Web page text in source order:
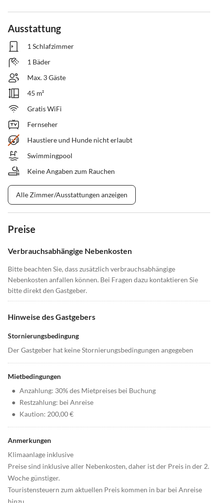
Ausstattung
1 Schlafzimmer
1 Bäder
Max. 3 Gäste
45 m²
Gratis WiFi
Fernseher
Haustiere und Hunde nicht erlaubt
Swimmingpool
Keine Angaben zum Rauchen
Alle Zimmer/Ausstattungen anzeigen
Preise
Verbrauchsabhängige Nebenkosten
Bitte beachten Sie, dass zusätzlich verbrauchsabhängige
Nebenkosten anfallen können. Bei Fragen dazu kontaktieren Sie
bitte direkt den Gastgeber.
Hinweise des Gastgebers
Stornierungsbedingung
Der Gastgeber hat keine Stornierungsbedingungen angegeben
Mietbedingungen
• Anzahlung: 30% des Mietpreises bei Buchung
• Restzahlung: bei Anreise
• Kaution: 200,00 €
Anmerkungen
Klimaanlage inklusive
Preise sind inklusive aller Nebenkosten, daher ist der Preis in der 2.
Woche günstiger.
Touristensteuern zum aktuellen Preis kommen in bar bei Anreise